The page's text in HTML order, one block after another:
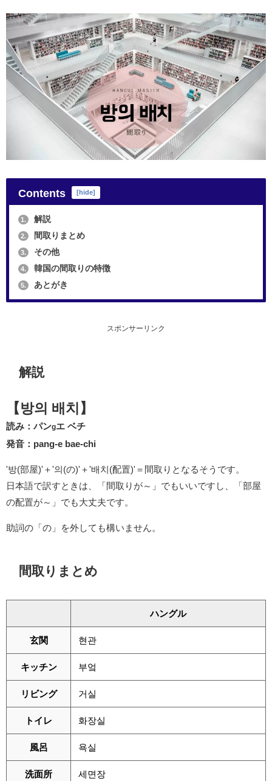
Contents [hide]
1. 解説
2. 間取りまとめ
3. その他
4. 韓国の間取りの特徴
5. あとがき
スポンサーリンク
解説
【방의 배치】
読み：パンgエ ベチ
発音：pang-e bae-chi
'방(部屋)'＋'의(の)'＋'배치(配置)'＝間取りとなるそうです。
日本語で訳すときは、「間取りが～」でもいいですし、「部屋
の配置が～」でも大丈夫です。
助詞の「の」を外しても構いません。
間取りまとめ
ハングル
玄関 현관
キッチン 부엌
リビング 거실
トイレ 화장실
風呂 욕실
洗面所 세면장